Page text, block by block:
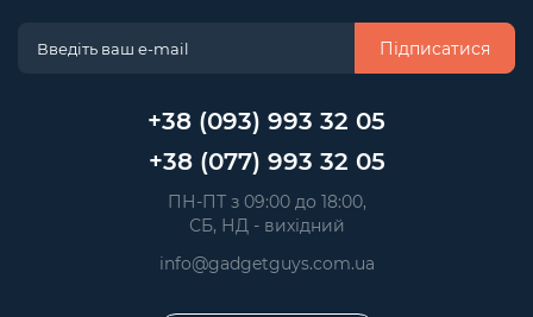
Підписатися
+38 (093) 993 32 05
+38 (077) 993 32 05
ПН-ПТ з 09:00 до 18:00,
СБ, НД - вихідний
info@gadgetguys.com.ua